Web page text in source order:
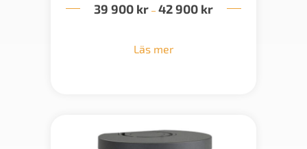
39 900 kr – 42 900 krPrisintervall:
Läs mer